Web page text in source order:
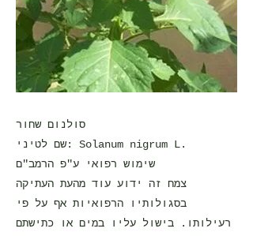
סולנום שחור
שם לטיני: Solanum nigrum L.
שימוש רפואי ע"פ הרמב"ם
צמח זה ידוע עוד מהעת העתיקה
בסגולותיו הרפואיות אף על פי
רעילותו. בישול עליו במים או כתישתם